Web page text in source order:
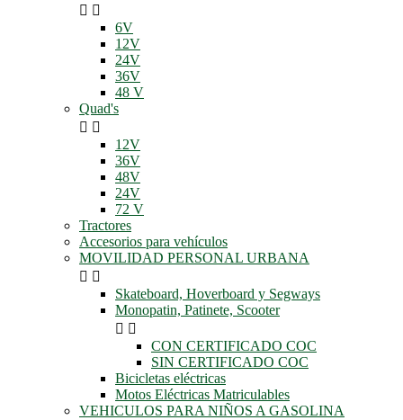
 
6V
12V
24V
36V
48 V
Quad's
 
12V
36V
48V
24V
72 V
Tractores
Accesorios para vehículos
MOVILIDAD PERSONAL URBANA
 
Skateboard, Hoverboard y Segways
Monopatin, Patinete, Scooter
 
CON CERTIFICADO COC
SIN CERTIFICADO COC
Bicicletas eléctricas
Motos Eléctricas Matriculables
VEHICULOS PARA NIÑOS A GASOLINA